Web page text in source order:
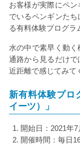
お客様が実際にペ
でいるペンギンた
る有料体験プログラ
水の中で素早く動
通路から見るだけ
近距離で感じてみて
新有料体験プロ
イーツ）」
開始日： 2021年7
開催時間：毎日